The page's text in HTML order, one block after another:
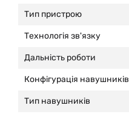
Тип пристрою
Технологія зв'язку
Дальність роботи
Конфігурація навушників
Тип навушників